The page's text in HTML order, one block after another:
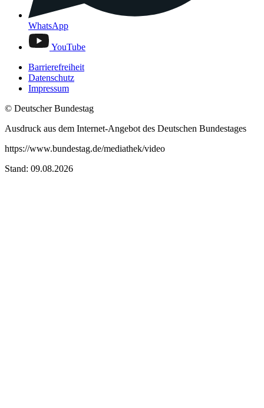
WhatsApp
YouTube
Barrierefreiheit
Datenschutz
Impressum
© Deutscher Bundestag
Ausdruck aus dem Internet-Angebot des Deutschen Bundestages
https://www.bundestag.de/mediathek/video
Stand: 09.08.2026